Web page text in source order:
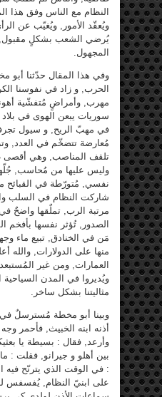
النظام مع الناس وفق هذا
ويُعقّد الأمور, ويُغيّب عن
يُرضي الشعب بشكلٍ مقبول,
المجهول.
وفي هذا المقال حدّثنا أبو
الحرب, و زاد في نفوسنا
مهرب, وأمراضٍ مُتفشّية
سوريات يبعن الهوى في
في مهبّ الريح, و سيول
مُعارضة تتضخّم في العدد,
تلقف المناصب, وهي
وليس عليها من مُحاسب,
نفسي, مُتورّطة في القبائح
شاركت النظام في السلب
مرتبة الرب, تملٌقها واضحٌ
الصدور, تُؤثر نفسها بأفخم
مَن في الخنادق, تبيع ماء
منها على الدولارات, والله
العمارات, ومن غير
ويُديروا في المدن
مثاليتنا بشكل ساخر.
وبينا أبو مخطة مُسترسلٌ
أذنه ابنه الخبيث, فأحمر
وأرعد, فقال : بسيطة يا
بين أهلو و جيرانو, فقلت :
: في الوقت الذي يترنّح فيه
على ابنيّ النظام, يُفسفس